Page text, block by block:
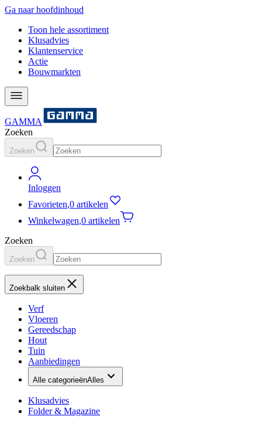
Ga naar hoofdinhoud
Toon hele assortiment
Klusadvies
Klantenservice
Actie
Bouwmarkten
GAMMA
Zoeken
Zoeken
Inloggen
Favorieten,0 artikelen
Winkelwagen,0 artikelen
Zoeken
Zoeken
Zoekbalk sluiten
Verf
Vloeren
Gereedschap
Hout
Tuin
Aanbiedingen
Alle categorieënAlles
Klusadvies
Folder & Magazine